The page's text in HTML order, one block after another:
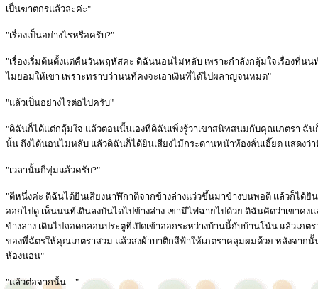
เป็นฆาตกรแล้วละค่ะ"
"เรื่องเป็นอย่างไรหรือครับ?"
"เรื่องเริ่มต้นตั้งแต่คืนวันพฤหัสค่ะ ดิฉันนอนไม่หลับ เพราะกำลังกลุ้มใจเรื่องที่
ไม่ยอมให้เขา เพราะทราบว่านนท์คงจะเอาเงินที่ได้ไปผลาญจนหมด"
"แล้วเป็นอย่างไรต่อไปครับ"
"ดิฉันก็ได้แต่กลุ้มใจ แล้วตอนนั้นเองที่ดิฉันเพิ่งรู้ว่าเขาสนิทสนมกับคุณเภตรา ฉั
นั้น ถึงได้นอนไม่หลับ แล้วดิฉันก็ได้ยินเสียงไม้กระดานหน้าห้องลั่นเอี๊ยด แสดง
"เวลานั้นกี่ทุ่มแล้วครับ?"
"ตีหนึ่งค่ะ ดิฉันได้ยินเสียงนาฬิกาตีจากข้างล่างแว่วขึ้นมาข้างบนพอดี แล้วก็ได้ยิ
ออกไปดู เห็นนนท์เดินลงบันไดไปข้างล่าง เขามีไฟฉายไปด้วย ดิฉันคิดว่าเขาค
ข้างล่าง เดินไปถอดกลอนประตูที่เปิดเข้าออกระหว่างบ้านนี้กับบ้านโน้น แล้วเภ
ของพี่ฉัตรให้คุณเภตราสวม แล้วส่งผ้าบาติกสีฟ้าให้เภตราคลุมผมด้วย หลังจากนั้
ห้องนอน"
"แล้วต่อจากนั้น…"